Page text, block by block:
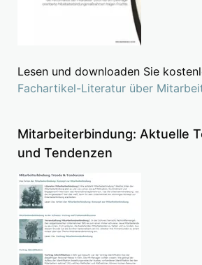
Lesen und downloaden Sie
Fachartikel-Literatur über
Mitarbeiterbindung: Aktuelle
und Tendenzen